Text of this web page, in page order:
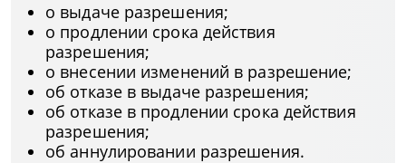
о выдаче разрешения;
о продлении срока действия
разрешения;
о внесении изменений в разрешение;
об отказе в выдаче разрешения;
об отказе в продлении срока действия
разрешения;
об аннулировании разрешения.